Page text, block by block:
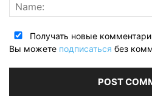
Получать новые
Вы можете подписаться без